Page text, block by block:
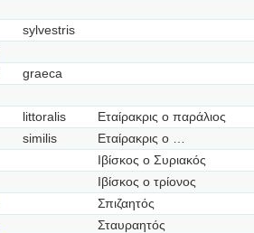
sylvestris
graeca
littoralis
Εταίρακρις ο παράλιος
similis
Εταίρακρις ο …
Ιβίσκος ο Συριακός
Ιβίσκος ο τρίονος
Σπιζαητός
Σταυραητός